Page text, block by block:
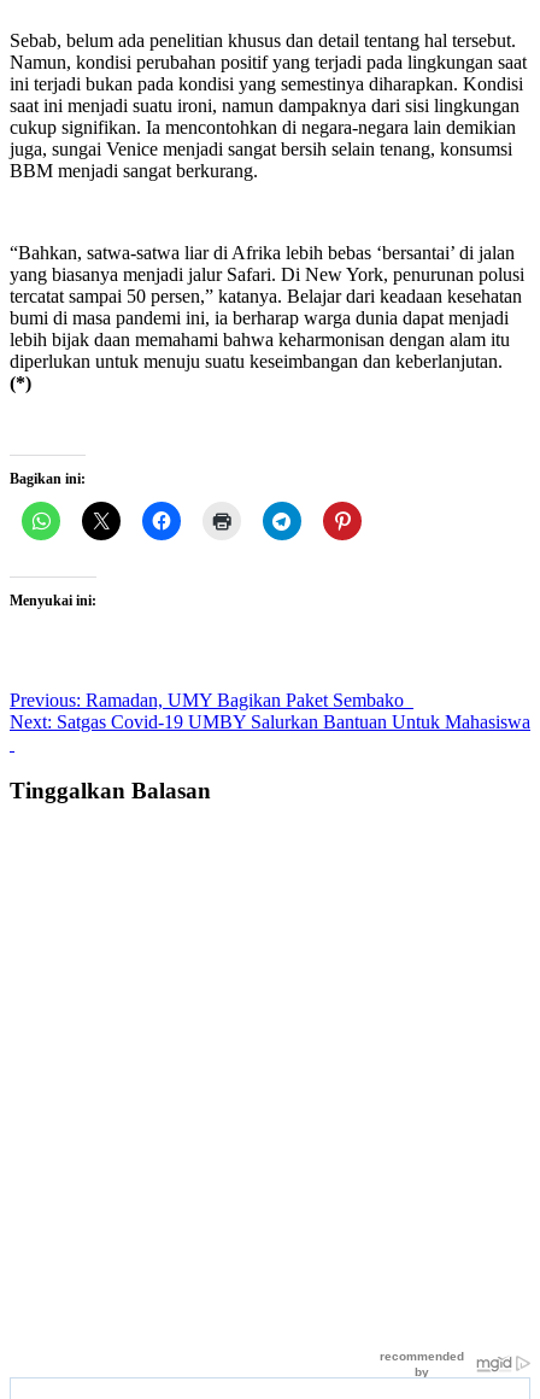
Sebab, belum ada penelitian khusus dan detail tentang hal tersebut.
Namun, kondisi perubahan positif yang terjadi pada lingkungan saat
ini terjadi bukan pada kondisi yang semestinya diharapkan. Kondisi
saat ini menjadi suatu ironi, namun dampaknya dari sisi lingkungan
cukup signifikan. Ia mencontohkan di negara-negara lain demikian
juga, sungai Venice menjadi sangat bersih selain tenang, konsumsi
BBM menjadi sangat berkurang.
“Bahkan, satwa-satwa liar di Afrika lebih bebas ‘bersantai’ di jalan
yang biasanya menjadi jalur Safari. Di New York, penurunan polusi
tercatat sampai 50 persen,” katanya. Belajar dari keadaan kesehatan
bumi di masa pandemi ini, ia berharap warga dunia dapat menjadi
lebih bijak daan memahami bahwa keharmonisan dengan alam itu
diperlukan untuk menuju suatu keseimbangan dan keberlanjutan.
(*)
Bagikan ini:
Menyukai ini:
Post
navigation
Previous: Ramadan, UMY Bagikan Paket Sembako
Next: Satgas Covid-19 UMBY Salurkan Bantuan Untuk Mahasiswa
Tinggalkan Balasan